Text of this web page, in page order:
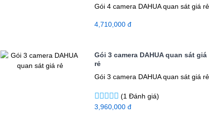
Gói 4 camera DAHUA quan sát giá rẻ
4,710,000 đ
Gói 3 camera DAHUA quan sát giá
rẻ
Gói 3 camera DAHUA quan sát giá rẻ
(1 Đánh giá)
3,960,000 đ